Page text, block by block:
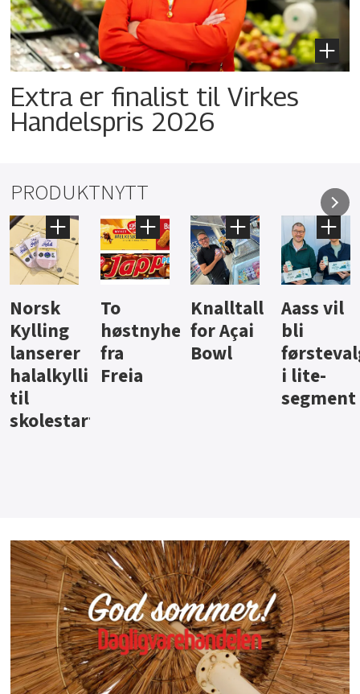
Extra er finalist til Virkes
Handelspris 2026
PRODUKTNYTT
Knalltall
for Açai
Bowl
Aass vil
bli
førstevalg
i lite-
Brus og
jus fra
Berentsen
Hard
iste fra
Hansa